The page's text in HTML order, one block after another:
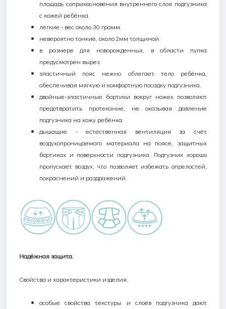
площадь соприкосновения внутреннего слоя подгузника
с кожей ребёнка.
лёгкие - вес около 30 грамм.
невероятно тонкие около 2мм толщиной.
в размере для новорожденных, в области пупка
предусмотрен вырез.
эластичный пояс нежно облегает тело ребёнка,
обеспечивая мягкую и комфортную посадку подгузника.
двойные-эластичные бортики вокруг ножек позволяют
предотвратить протекание, не оказывая давление
подгузника на кожу ребёнка.
дышащие - естественная вентиляция за счёт
воздухопроницаемого материала на поясе, защитных
бортиках и поверхности подгузника.
Подгузник хорошо
пропускает воздух, что позволяет избежать опрелостей,
покраснений и раздражений
Надёжная защита.
Свойства и характеристики изделия:
особые свойства текстуры и слоёв подгузника дают